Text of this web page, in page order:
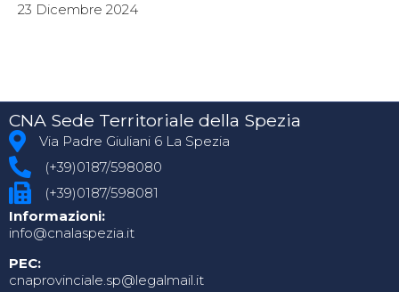
23 Dicembre 2024
CNA Sede Territoriale della Spezia
Via Padre Giuliani 6 La Spezia
(+39)0187/598080
(+39)0187/598081
Informazioni:
info@cnalaspezia.it
PEC:
cnaprovinciale.sp@legalmail.it